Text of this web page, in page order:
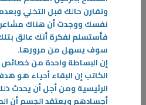
النجاح علاج النفس القلقة، الخائفة،
مضادات القلق ومن أفضل مضادات
وتقارن حالك قبل التخلي
نفسك ووجدت أن هناك مشاعر
فأستسلم لفكرة أنك عالق
سوف يسهل من مرورها.
إن البساطة واحدة من
الكاتب إن البقاء أحياء هو
الرئيسية ومن أجل أن يحدث
أجسادهم ويعتقد الجسم أن